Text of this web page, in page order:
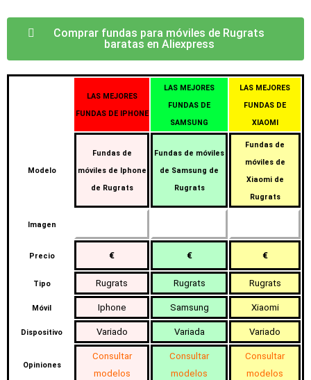
Comprar fundas para móviles de Rugrats
baratas en Aliexpress
LAS MEJORES
FUNDAS DE IPHONE
LAS MEJORES
FUNDAS DE
SAMSUNG
LAS MEJORES
FUNDAS DE
XIAOMI
Modelo
Fundas de
móviles de Iphone
de Rugrats
Fundas de móviles
de Samsung de
Rugrats
Fundas de
móviles de
Xiaomi de
Rugrats
Imagen
Precio € € €
Tipo Rugrats Rugrats Rugrats
Móvil Iphone Samsung Xiaomi
Dispositivo Variado Variada Variado
Opiniones
Consultar
modelos
Consultar
modelos
Consultar
modelos